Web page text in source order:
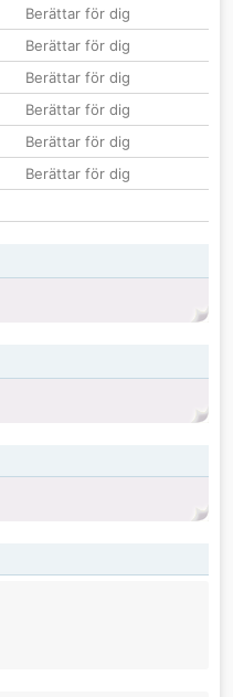
Berättar för dig
Berättar för dig
Berättar för dig
Berättar för dig
Berättar för dig
Berättar för dig